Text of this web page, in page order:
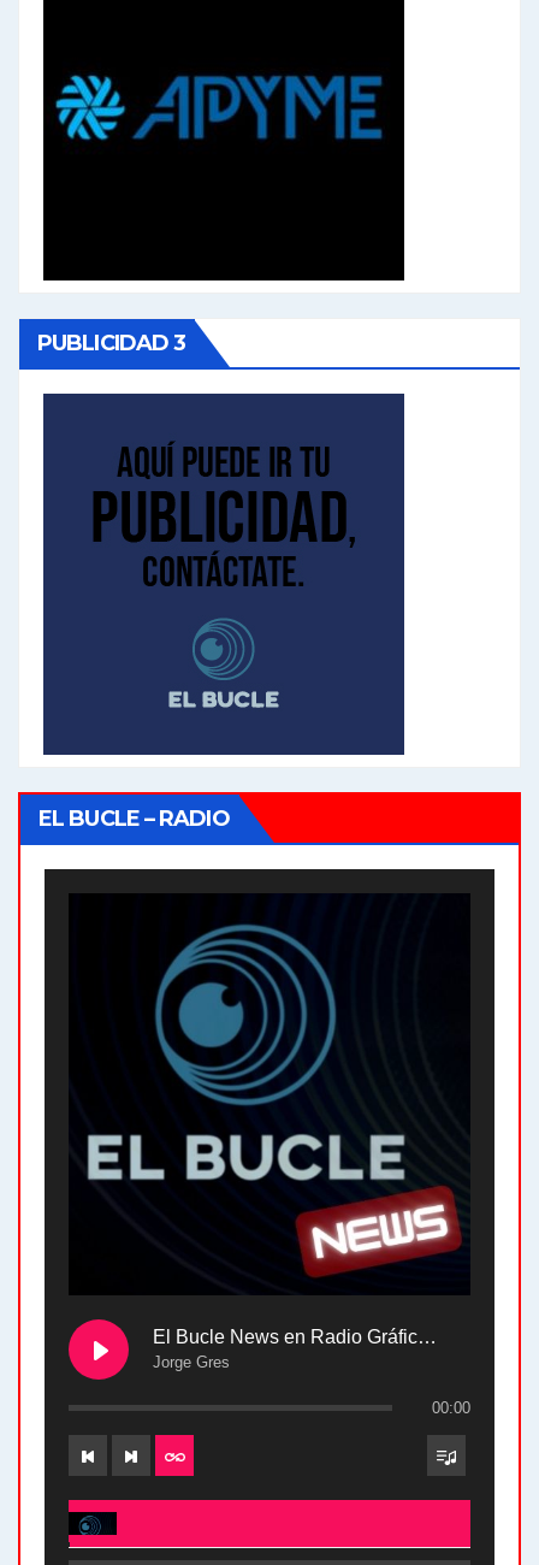
PUBLICIDAD 3
EL BUCLE – RADIO
El Bucle News en Radio Gráfica. Bloque 2 . 28.04.24
Jorge Gres
00:00
El Bucle News en Radio Gráfica. Bloque 2 . 28.04.24 - Jorge Gres